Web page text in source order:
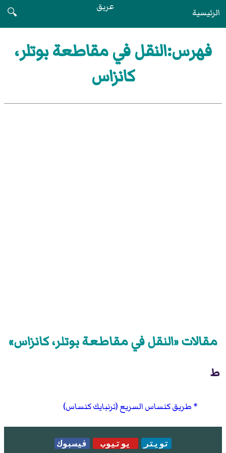
الرئيسية عريق
🔍
فهرس:النقل في مقاطعة بوتلر،
كانزاس
مقالات «النقل في مقاطعة بوتلر، كانزاس»
ط
طريق كنساس السريع (ترنبايك كنساس)
تويتر يوتيوب فيسبوك